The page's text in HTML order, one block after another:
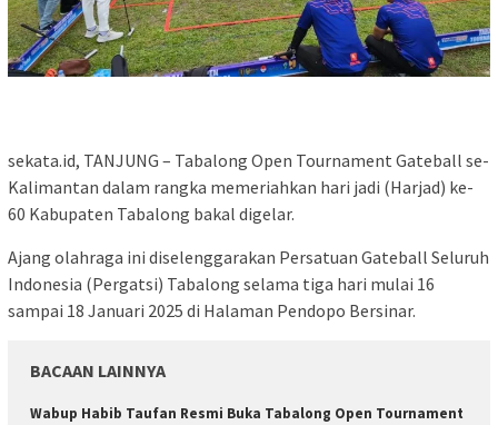
sekata.id, TANJUNG – Tabalong Open Tournament Gateball se-
Kalimantan dalam rangka memeriahkan hari jadi (Harjad) ke-
60 Kabupaten Tabalong bakal digelar.
Ajang olahraga ini diselenggarakan Persatuan Gateball Seluruh
Indonesia (Pergatsi) Tabalong selama tiga hari mulai 16
sampai 18 Januari 2025 di Halaman Pendopo Bersinar.
BACAAN LAINNYA
Wabup Habib Taufan Resmi Buka Tabalong Open Tournament